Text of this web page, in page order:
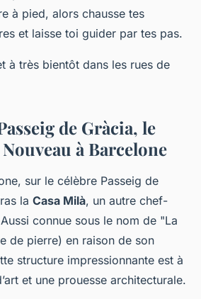
à pied, alors chausse tes
et laisse toi guider par tes pas.
à très bientôt dans les rues de
de Gràcia, le
à Barcelone
sur le célèbre Passeig de
la Casa Milà, un autre chef-
connue sous le nom de "La
de pierre) en raison de son
structure impressionnante est à
et une prouesse architecturale.